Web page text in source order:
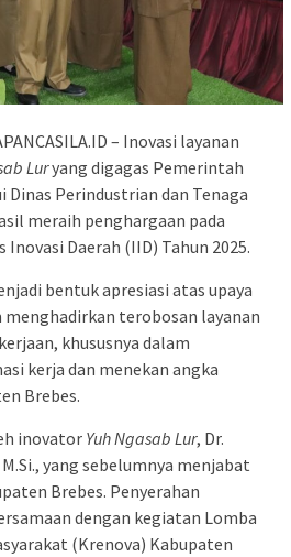
– Inovasi layanan
Luryang digagas Pemerintah
Perindustrian dan Tenaga
meraih penghargaan pada
Daerah (IID) Tahun 2025.
bentuk apresiasi atas upaya
terobosan layanan
khususnya dalam
kerja dan menekan angka
Brebes.
inovator Yuh Ngasab Lur, Dr.
yang sebelumnya menjabat
Brebes. Penyerahan
dengan kegiatan Lomba
(Krenova) Kabupaten